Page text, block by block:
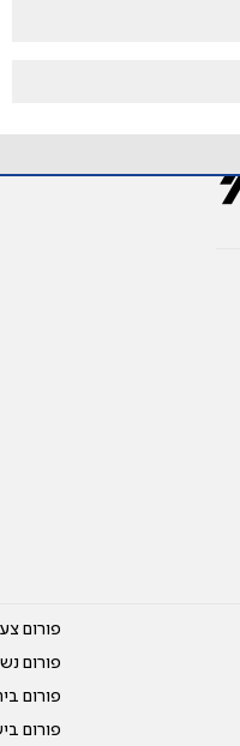
פורום
פורום
פורום
פורום